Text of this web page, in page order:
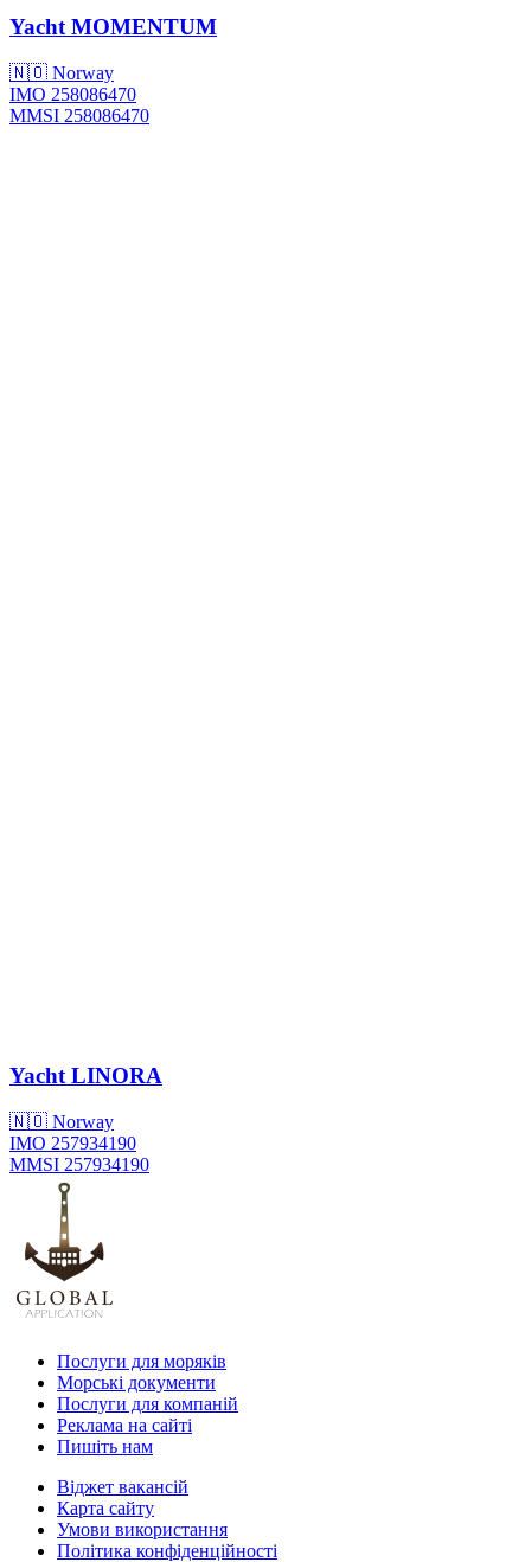
Yacht MOMENTUM
🇳🇴 Norway
IMO 258086470
MMSI 258086470
YachtLINORA
🇳🇴 Norway
IMO 257934190
MMSI 257934190
Послуги для моряків
Морські документи
Послуги для компаній
Реклама на сайті
Пишіть нам
Віджет вакансій
Карта сайту
Умови використання
Політика конфіденційності